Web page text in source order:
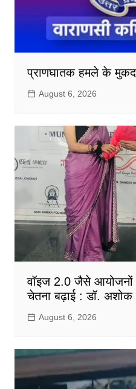
प्राणघातक हमले के
August 6, 2026
वॉइज 2.0 जैसे आयोजनों
चेतना बढ़ाई : डॉ. अशोक
August 6, 2026